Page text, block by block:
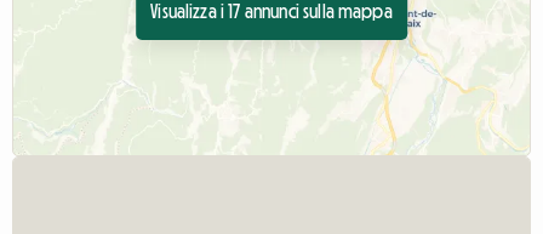
Visualizza i 17 annunci sulla mappa